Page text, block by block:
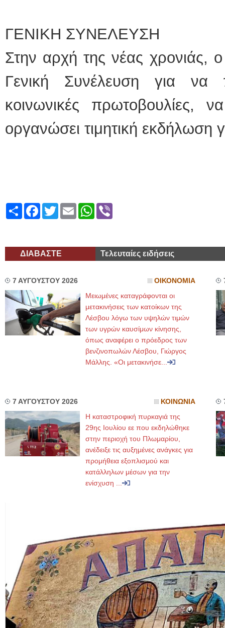
ΓΕΝΙΚΗ ΣΥΝΕΛΕΥΣΗ
Στην αρχή της νέας χρονιάς,
Γενική Συνέλευση για να
κοινωνικές πρωτοβουλίες,
οργανώσει τιμητική εκδήλωση
ShareFacebook
TwitterEmailWhatsApp
ΔΙΑΒΑΣΤΕ Τελευταίες ειδήσεις
7 ΑΥΓΟΥΣΤΟΥ 2026 ΟΙΚΟΝΟΜΙΑ
Μειωμένες καταγράφονται οι
μετακινήσεις των κατοίκων της
Λέσβου λόγω των υψηλών τιμών
των υγρών καυσίμων κίνησης,
όπως αναφέρει ο πρόεδρος των
βενζινοπωλών Λέσβου, Γιώργος
Μάλλης. «Οι μετακινήσε...
7 ΑΥΓΟΥΣΤΟΥ 2026 ΚΟΙΝΩΝΙΑ
Η καταστροφική πυρκαγιά της
29ης Ιουλίου εε που εκδηλώθηκε
στην περιοχή του Πλωμαρίου,
ανέδειξε τις αυξημένες ανάγκες για
προμήθεια εξοπλισμού και
κατάλληλων μέσων για την
ενίσχυση ...